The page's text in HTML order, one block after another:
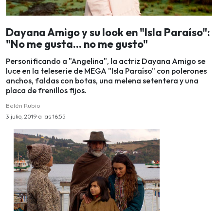
Dayana Amigo y su look en "Isla Paraíso":
"No me gusta… no me gusto"
Personificando a "Angelina", la actriz Dayana Amigo se
luce en la teleserie de MEGA "Isla Paraíso" con polerones
anchos, faldas con botas, una melena setentera y una
placa de frenillos fijos.
Belén Rubio
3 julio, 2019 a las 16:55